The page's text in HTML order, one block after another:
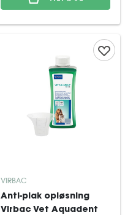
VIRBAC
Anti-plak opløsning
Virbac Vet Aquadent